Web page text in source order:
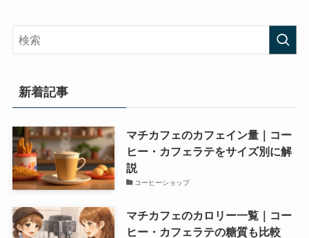
新着記事
マチカフェのカフェイン量｜コー
ヒー・カフェラテをサイズ別に解
説
コーヒーショップ
マチカフェのカロリー一覧｜コー
ヒー・カフェラテの糖質も比較